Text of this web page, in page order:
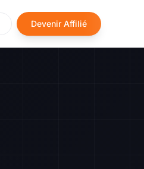
Devenir Affilié